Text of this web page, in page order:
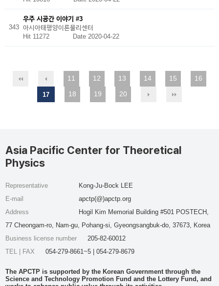
343
우주 시공간 이야기 #3
아시아태평양이론물리센터
Hit 11272 Date 2020-04-22
11 12 13 14 15 16
17 18 19 20
Asia Pacific Center for Theoretical
Physics
Representative
Kong-Ju-Bock LEE
E-mail
apctp(@)apctp.org
Address
Hogil Kim Memorial Building #501 POSTECH,
77 Cheongam-ro, Nam-gu, Pohang-si, Gyeongsangbuk-do, 37673, Korea
Business license number
205-82-60012
TEL | FAX
054-279-8661~5 | 054-279-8679
The APCTP is supported by the Korean Government through the
Science and Technology Promotion Fund and the Lottery Fund, and